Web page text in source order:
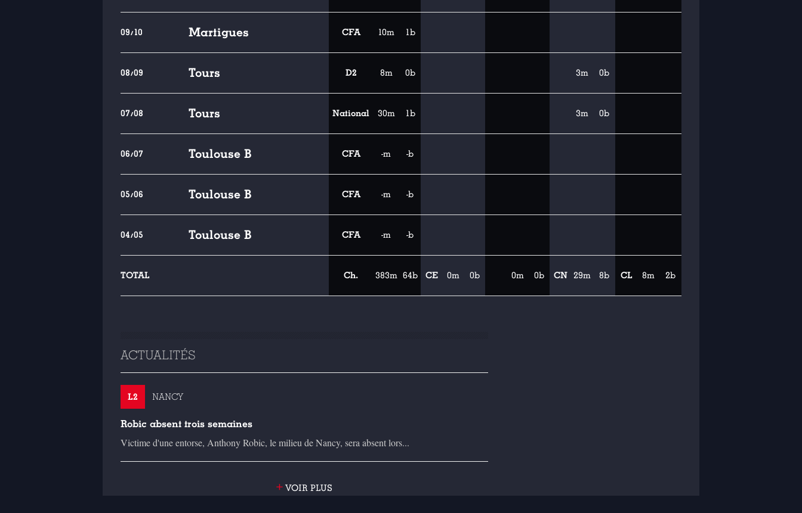
09/10 Martigues CFA 10m 1b
08/09 Tours D2 8m 0b 3m 0b
07/08 Tours National 30m 1b 3m 0b
06/07 Toulouse B CFA -m -b
05/06 Toulouse B CFA -m -b
04/05 Toulouse B CFA -m -b
TOTAL Ch. 383m 64b CE 0m 0b 0m 0b CN 29m 8b CL 8m 2b
ACTUALITÉS
L2 NANCY
Robic absent trois semaines
Victime d'une entorse, Anthony Robic, le milieu de Nancy, sera absent lors...
+VOIR PLUS